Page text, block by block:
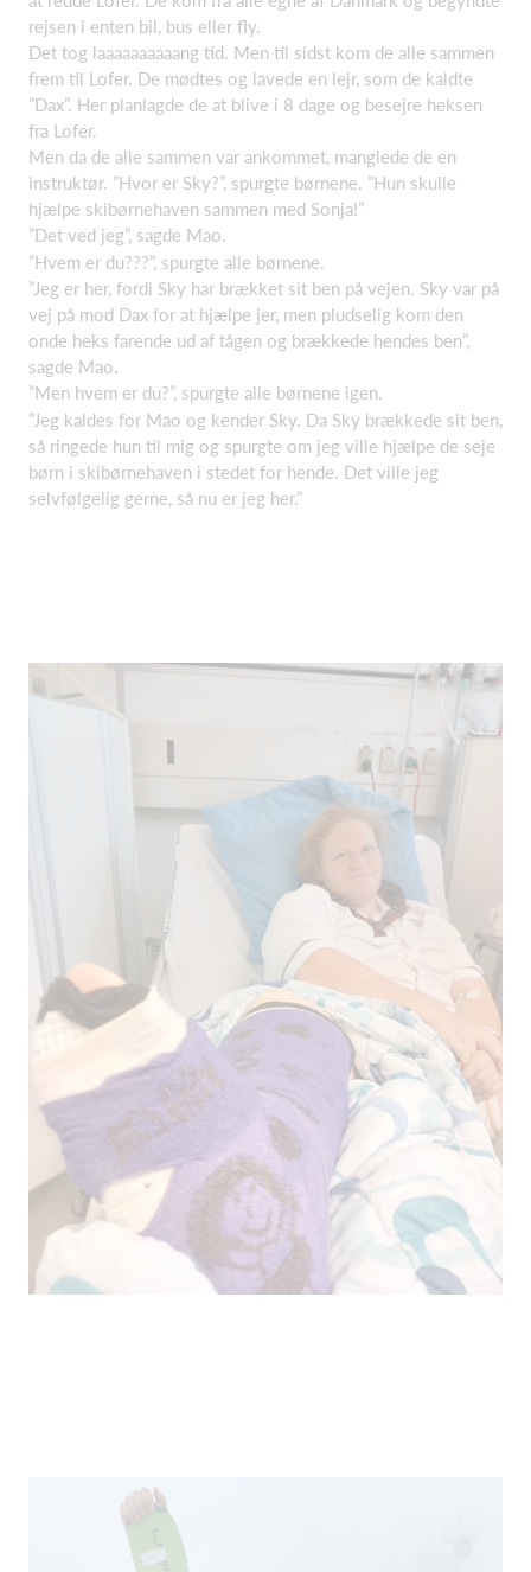
rejsen i enten bil, bus eller fly.
Det tog laaaaaaaaaang tid. Men til sidst kom de alle sammen
frem til Lofer. De mødtes og lavede en lejr, som de kaldte
”Dax”. Her planlagde de at blive i 8 dage og besejre heksen
fra Lofer.
Men da de alle sammen var ankommet, manglede de en
instruktør. ”Hvor er Sky?”, spurgte børnene. ”Hun skulle
hjælpe skibørnehaven sammen med Sonja!”
”Det ved jeg”, sagde Mao.
”Hvem er du???”, spurgte alle børnene.
”Jeg er her, fordi Sky har brækket sit ben på vejen. Sky var på
vej på mod Dax for at hjælpe jer, men pludselig kom den
onde heks farende ud af tågen og brækkede hendes ben”,
sagde Mao.
”Men hvem er du?”, spurgte alle børnene igen.
”Jeg kaldes for Mao og kender Sky. Da Sky brækkede sit ben,
så ringede hun til mig og spurgte om jeg ville hjælpe de seje
børn i skibørnehaven i stedet for hende. Det ville jeg
selvfølgelig gerne, så nu er jeg her.”